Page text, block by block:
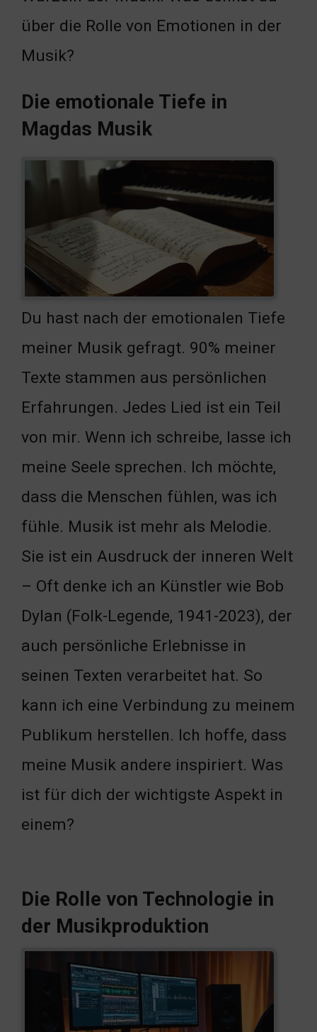
über die Rolle von Emotionen in der
Musik?
Die emotionale Tiefe in
Magdas Musik
Du hast nach der emotionalen Tiefe
meiner Musik gefragt. 90% meiner
Texte stammen aus persönlichen
Erfahrungen. Jedes Lied ist ein Teil
von mir. Wenn ich schreibe, lasse ich
meine Seele sprechen. Ich möchte,
dass die Menschen fühlen, was ich
fühle. Musik ist mehr als Melodie.
Sie ist ein Ausdruck der inneren Welt
– Oft denke ich an Künstler wie Bob
Dylan (Folk-Legende, 1941-2023), der
auch persönliche Erlebnisse in
seinen Texten verarbeitet hat. So
kann ich eine Verbindung zu meinem
Publikum herstellen. Ich hoffe, dass
meine Musik andere inspiriert. Was
ist für dich der wichtigste Aspekt in
einem?
Die Rolle von Technologie in
der Musikproduktion